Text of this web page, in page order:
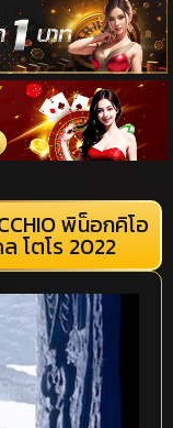
พิน็อกคิโอ
โตโร 2022